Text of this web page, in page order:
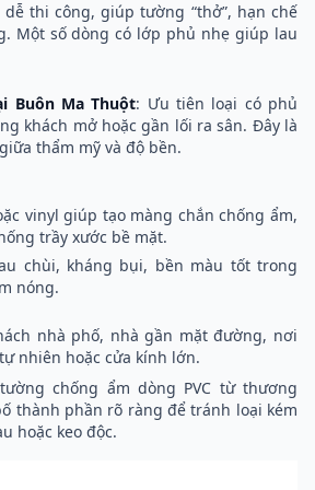
thi công, giúp tường “thở”, hạn chế
Một số dòng có lớp phủ nhẹ giúp lau
Buôn Ma Thuột: Ưu tiên loại có phủ
khách mở hoặc gần lối ra sân. Đây là
thẩm mỹ và độ bền.
vinyl giúp tạo màng chắn chống ẩm,
trầy xước bề mặt.
chùi, kháng bụi, bền màu tốt trong
nóng.
nhà phố, nhà gần mặt đường, nơi
nhiên hoặc cửa kính lớn.
chống ẩm dòng PVC từ thương
thành phần rõ ràng để tránh loại kém
hoặc keo độc.